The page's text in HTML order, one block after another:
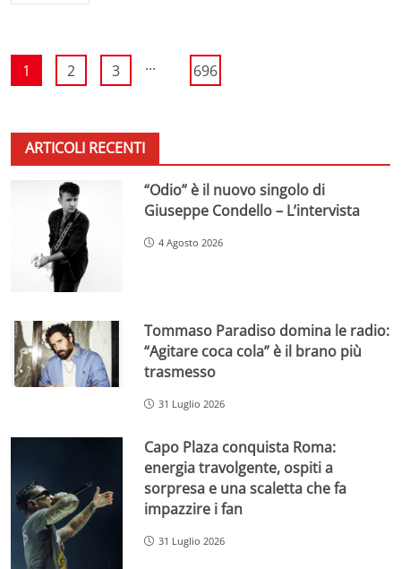
1 2 3 ... 696
ARTICOLI RECENTI
“Odio” è il nuovo singolo di
Giuseppe Condello – L’intervista
4 Agosto 2026
Tommaso Paradiso domina le radio:
“Agitare coca cola” è il brano più
trasmesso
31 Luglio 2026
Capo Plaza conquista Roma:
energia travolgente, ospiti a
sorpresa e una scaletta che fa
impazzire i fan
31 Luglio 2026